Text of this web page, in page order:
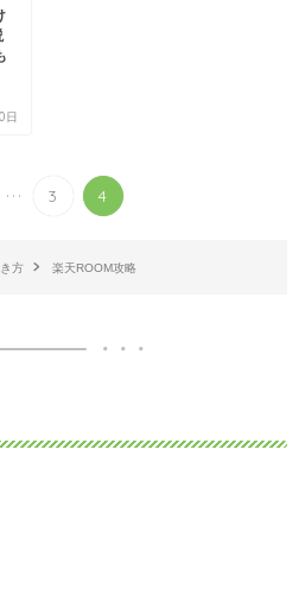
日
... 3 4
方 楽天ROOM攻略